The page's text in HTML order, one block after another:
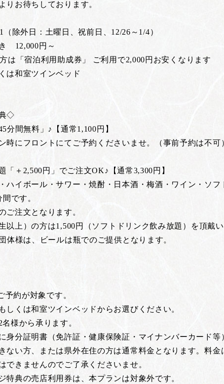
りお待ちしております。
（除外日：土曜日、祝前日、12/26～1/4）
12,000円～
は「宿泊利用助成券」 ご利用で2,000円お安くなります
は和室ツインベッド
◇
間無料」♪【通常1,100円】
にフロントにてご予約くださいませ。（事前予約は不可
＋2,500円」でご注文OK♪【通常3,300円】
ハイボール・サワー・焼酎・日本酒・梅酒・ワイン・ソフ
です。
注文となります。
上）の方は1,500円（ソフトドリンク飲み放題）を頂戴い
様は、ビールは瓶でのご提供となります。
約が対象です。
しくは和室ツインベッドからお選びください。
様から承ります。
身分証明書（免許証・健康保険証・マイナンバーカード
ない方、または県外在住の方は通常料金となります。料
できませんのでご了承くださいませ。
特典の売店利用券は、本プランは対象外です。